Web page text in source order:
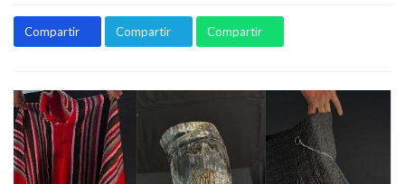
Compartir Compartir Compartir